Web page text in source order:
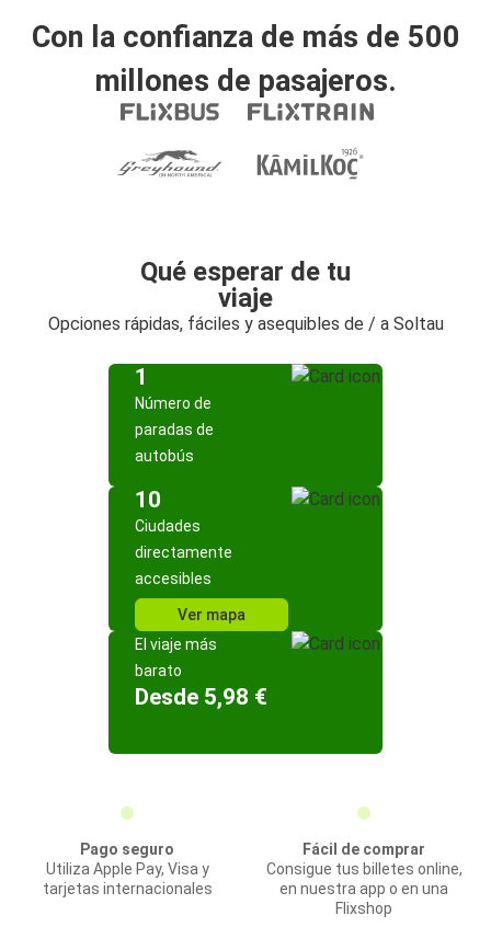
Con la confianza de más de 500
millones de pasajeros.
Qué esperar de tu
viaje
Opciones rápidas, fáciles y asequibles de / a Soltau
1
Número de
paradas de
autobús
10
Ciudades
directamente
accesibles
Ver mapa
El viaje más
barato
Desde 5,98 €
Pago seguro
Utiliza Apple Pay, Visa y
tarjetas internacionales
Fácil de comprar
Consigue tus billetes online,
en nuestra app o en una
Flixshop